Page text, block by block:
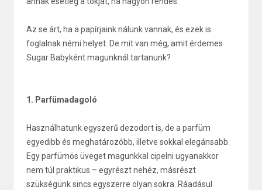
Az se árt, ha a papírjaink nálunk vannak, és ezek is
foglalnak némi helyet. De mit van még, amit érdemes
Sugar Babyként magunknál tartanunk?
1. Parfümadagoló
Használhatunk egyszerű dezodort is, de a parfüm
egyedibb és meghatározóbb, illetve sokkal elegánsabb.
Egy parfümös üveget magunkkal cipelni ugyanakkor
nem túl praktikus – egyrészt nehéz, másrészt
szükségünk sincs egyszerre olyan sokra. Ráadásul